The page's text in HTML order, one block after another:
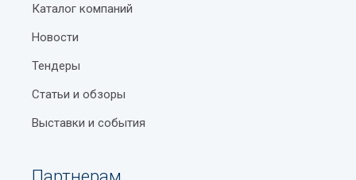
Каталог компаний
Новости
Тендеры
Статьи и обзоры
Выставки и события